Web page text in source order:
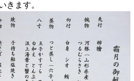
きます。